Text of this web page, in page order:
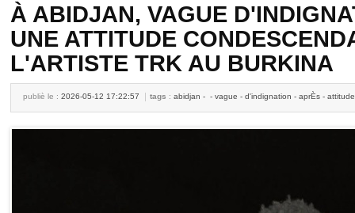
À ABIDJAN, VAGUE
UNE ATTITUDE
L'ARTISTE TRK AU BURKINA
publiè le : 2026-05-12 17:22:57 tags : abidjan - - vague - d'indignation - aprÈs -